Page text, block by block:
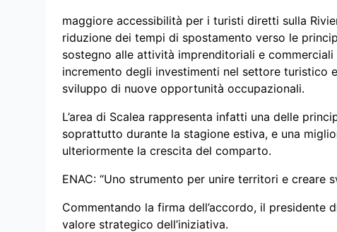
maggiore accessibilità per i turisti diretti sulla
riduzione dei tempi di spostamento verso le
sostegno alle attività imprenditoriali e commerciali
incremento degli investimenti nel settore turistico
sviluppo di nuove opportunità occupazionali.
L’area di Scalea rappresenta infatti una delle
soprattutto durante la stagione estiva, e una
ulteriormente la crescita del comparto.
ENAC: “Uno strumento per unire territori e creare
Commentando la firma dell’accordo, il presidente
valore strategico dell’iniziativa.